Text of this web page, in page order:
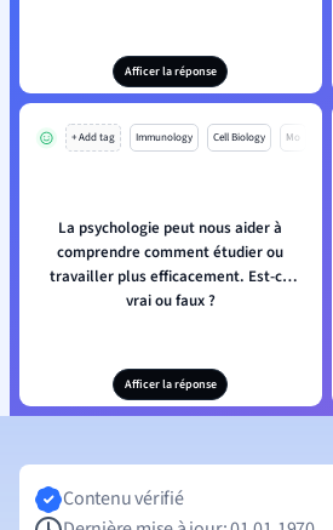
Afficer la réponse
+ Add tag Immunology Cell Biology Mo
La psychologie peut nous aider à
comprendre comment étudier ou
travailler plus efficacement. Est-ce
vrai ou faux ?
Afficer la réponse
Contenu vérifié